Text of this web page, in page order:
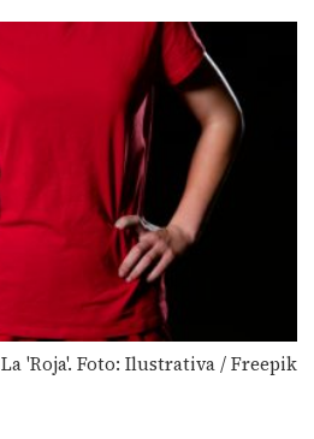
La 'Roja'. Foto: Ilustrativa / Freepik